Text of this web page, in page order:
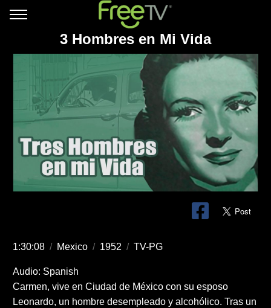
3 Hombres en Mi Vida
1:30:08 / Mexico / 1952 / TV-PG
Audio: Spanish
Carmen, vive en Ciudad de México con su esposo
Leonardo, un hombre desempleado y alcohólico. Tras un